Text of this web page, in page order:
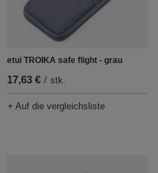
etui TROIKA safe flight - grau
17,63 € / stk.
+ Auf die vergleichsliste